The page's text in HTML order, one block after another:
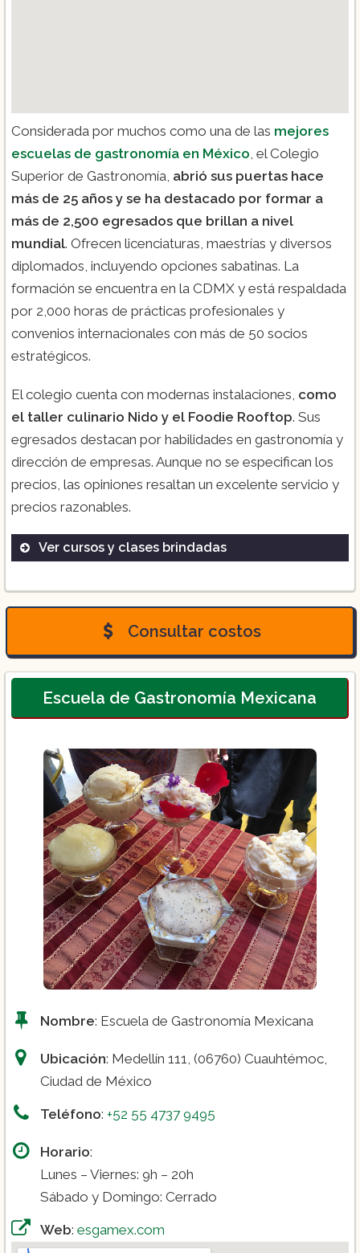
Considerada por muchos como una de las mejores
escuelas de gastronomía en México , el Colegio
Superior de Gastronomía, abrió sus puertas hace
más de 25 años y se ha destacado por formar a
más de 2,500 egresados que brillan a nivel
mundial. Ofrecen licenciaturas, maestrías y diversos
diplomados, incluyendo opciones sabatinas. La
formación se encuentra en la CDMX y está respaldada
por 2,000 horas de prácticas profesionales y
convenios internacionales con más de 50 socios
estratégicos.
El colegio cuenta con modernas instalaciones, como
el taller culinario Nido y el Foodie Rooftop. Sus
egresados destacan por habilidades en gastronomía y
dirección de empresas. Aunque no se especifican los
precios, las opiniones resaltan un excelente servicio y
precios razonables.
Ver cursos y clases brindadas
Maestría en Alta Dirección de Empresas
RestauranterasConsultar costos
Escuela de Gastronomía Mexicana
Nombre: Escuela de Gastronomía Mexicana
Ubicación: Medellín 111, (06760) Cuauhtémoc,
Ciudad de México
Teléfono: +52 55 4737 9495
Horario:
Lunes – Viernes: 9h – 20h
Sábado y Domingo: Cerrado
Web: esgamex.com